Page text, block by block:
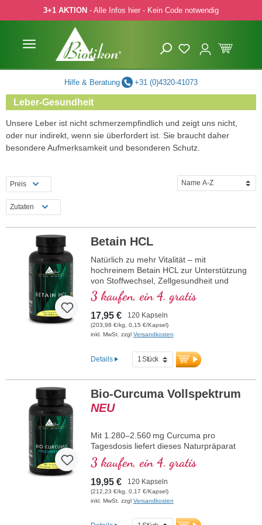
Hauptinhalt springen
Zur Suche springen
Zur Hauptnavigation springen
3+1 AKTION - Alle Infos hier - Kein Code notwendig
Hilfe & Beratung +31 (0)4320-41073
Leber-Gesundheit
Unsere Leber ist nicht schmerzempfindlich und zeigt uns nicht,
oder nur indirekt, wenn sie überfordert ist. Sie braucht daher
besondere Aufmerksamkeit und besonderen Schutz.
Preis
Zutaten
Betain HCL
Natürlich zu mehr Vitalität – mit
hochreinem Betain HCL zur Unterstützung
von Stoffwechsel, Zellgesundheit und
Entgiftung. Ideal für Menschen mit
erhöhtem Energiebedarf, Stressbelastung
oder einem aktiven Lebensstil. Vegan, frei
von Zusatzstoffen und laborgeprüft – für
Ihr gutes Gefühl, jeden Tag.
Kapseln
Zur Unterstützung des Homocystein-
Stoffwechsels
Vegan, hypoallergen, gentechnikfrei
Flexibel dosierbar: 1.300 - 2.600 mg pro
Tag
besonders reine Form
Nachhaltige Verpackung mit
aluminiumfreier Versiegelung
Hergestellt in Deutschland, regelmäßig
3 kaufen, ein 4. gratis
17,95 € 120 Kapseln
(203,98 €/kg, 0,15 €/Kapsel)
inkl. MwSt. zzgl Versandkosten
Details
Bio-Curcuma Vollspektrum
NEU
Mit 1.280–2.560 mg Curcuma pro
Tagesdosis liefert dieses Naturpräparat
die volle Pflanzenkraft aus Bio-Curcuma-
longa – einschließlich Curcumin,
Tumeronen und Curcumanen. Curcuma
wird in der Naturkheilkunde zur
Unterstützung bei Entzündungen, zur
Schutz der Zellen eingesetzt. Die
3 kaufen, ein 4. gratis
19,95 € 120 Kapseln
(212,23 €/kg, 0,17 €/Kapsel)
inkl. MwSt. zzgl Versandkosten